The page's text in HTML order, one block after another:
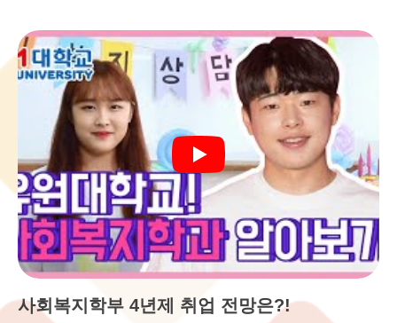
사회복지학부 4년제 취업 전망은?!